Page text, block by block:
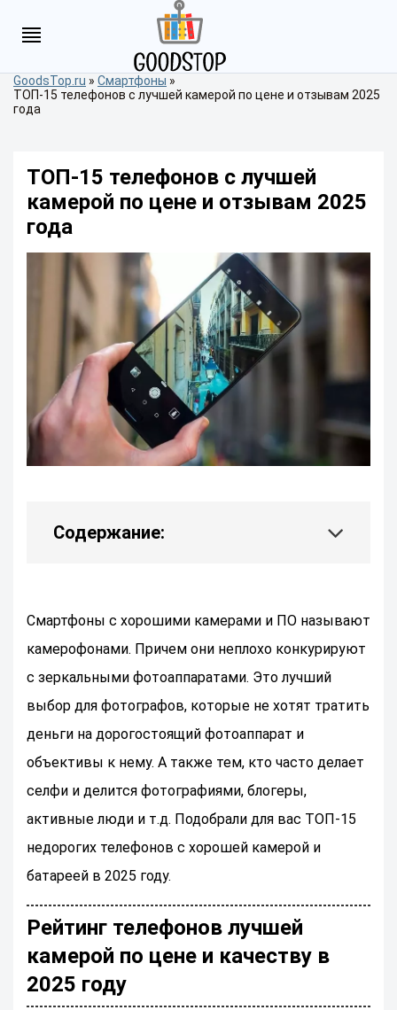
GoodsTop.ru » Смартфоны »
ТОП-15 телефонов с лучшей камерой по цене и отзывам 2025
года
ТОП-15 телефонов с лучшей
камерой по цене и отзывам 2025
года
Содержание:
Смартфоны с хорошими камерами и ПО называют
камерофонами. Причем они неплохо конкурируют
с зеркальными фотоаппаратами. Это лучший
выбор для фотографов, которые не хотят тратить
деньги на дорогостоящий фотоаппарат и
объективы к нему. А также тем, кто часто делает
селфи и делится фотографиями, блогеры,
активные люди и т.д. Подобрали для вас ТОП-15
недорогих телефонов с хорошей камерой и
батареей в 2025 году.
Рейтинг телефонов лучшей
камерой по цене и качеству в
2025 году